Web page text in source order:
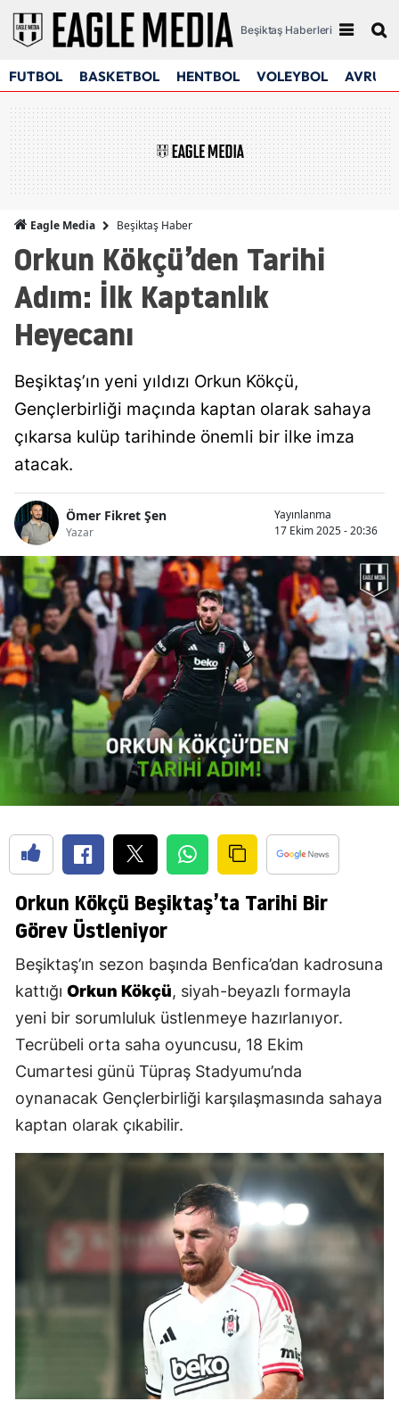
Beşiktaş Haberleri
FUTBOL BASKETBOL HENTBOL VOLEYBOL
Eagle Media Beşiktaş Haber
Orkun Kökçü’den Tarihi
Adım: İlk Kaptanlık
Heyecanı
Beşiktaş’ın yeni yıldızı Orkun Kökçü,
Gençlerbirliği maçında kaptan olarak sahaya
çıkarsa kulüp tarihinde önemli bir ilke imza
atacak.
Ömer Fikret Şen
Yazar
Yayınlanma
17 Ekim 2025 - 20:36
Orkun Kökçü Beşiktaş’ta Tarihi Bir
Görev Üstleniyor
Beşiktaş’ın sezon başında Benfica’dan kadrosuna
kattığı Orkun Kökçü, siyah-beyazlı formayla
yeni bir sorumluluk üstlenmeye hazırlanıyor.
Tecrübeli orta saha oyuncusu, 18 Ekim
Cumartesi günü Tüpraş Stadyumu’nda
oynanacak Gençlerbirliği karşılaşmasında sahaya
kaptan olarak çıkabilir.